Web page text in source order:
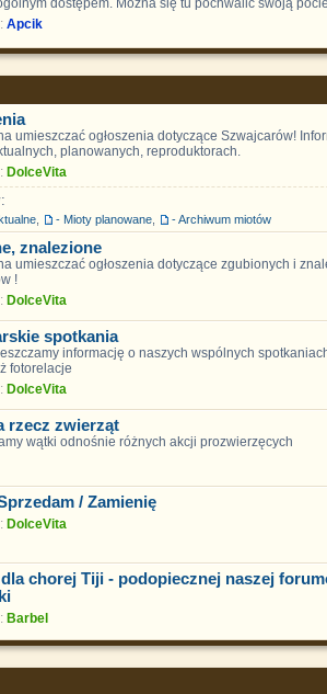
Apcik
umieszczać ogłoszenia dotyczące Szwajcarów!
planowanych, reproduktorach.
DolceVita
, - Mioty planowane, - Archiwum miotów
znalezione
umieszczać ogłoszenia dotyczące zgubionych i
!
DolceVita
spotkania
informację o naszych wspólnych
fotorelacje
DolceVita
rzecz zwierząt
wątki odnośnie różnych akcji prozwierzęcych
/ Zamienię
DolceVita
chorej Tiji - podopiecznej naszej
Barbel